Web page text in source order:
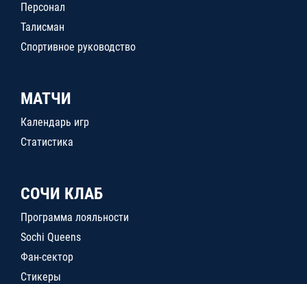
Персонал
Талисман
Спортивное руководство
МАТЧИ
Календарь игр
Статистика
СОЧИ КЛАБ
Программа лояльности
Sochi Queens
Фан-сектор
Стикеры